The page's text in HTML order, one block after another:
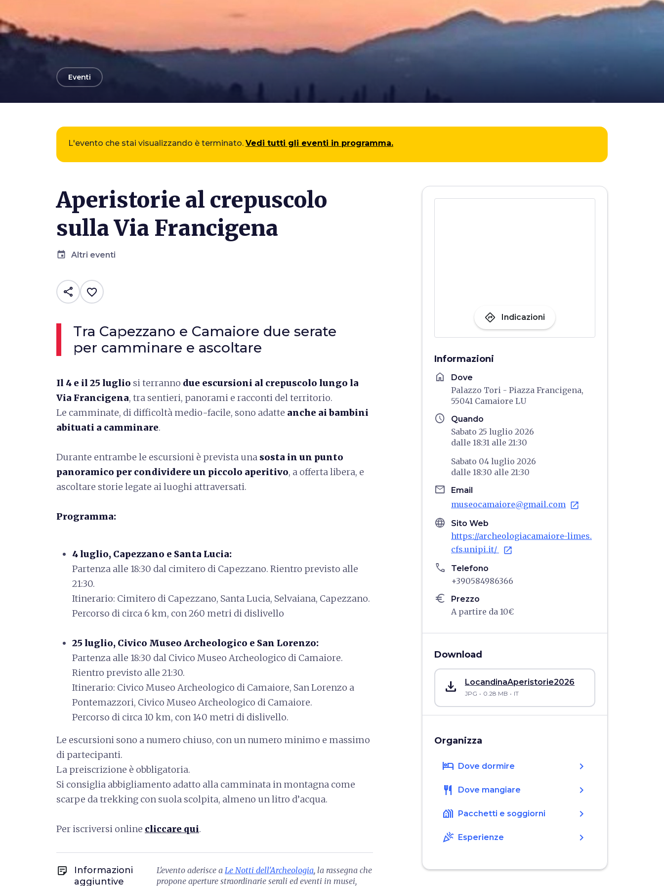
arrow_backEventi
L'evento che stai visualizzando è terminato. Vedi tutti gli eventi in programma.
Aperistorie al crepuscolo
sulla Via Francigena
event Altri eventi
share favorite_border
Tra Capezzano e Camaiore due serate
per camminare e ascoltare
Il 4 e il 25 luglio si terranno due escursioni al crepuscolo lungo la
Via Francigena, tra sentieri, panorami e racconti del territorio.
Le camminate, di difficoltà medio-facile, sono adatte anche ai bambini
abituati a camminare.
Durante entrambe le escursioni è prevista una sosta in un punto
panoramico per condividere un piccolo aperitivo, a offerta libera, e
ascoltare storie legate ai luoghi attraversati.
Programma:
4 luglio, Capezzano e Santa Lucia:
Partenza alle 18:30 dal cimitero di Capezzano. Rientro previsto alle
21:30.
Itinerario: Cimitero di Capezzano, Santa Lucia, Selvaiana, Capezzano.
Percorso di circa 6 km, con 260 metri di dislivello
25 luglio, Civico Museo Archeologico e San Lorenzo:
Partenza alle 18:30 dal Civico Museo Archeologico di Camaiore.
Rientro previsto alle 21:30.
Itinerario: Civico Museo Archeologico di Camaiore, San Lorenzo a
Pontemazzori, Civico Museo Archeologico di Camaiore.
Percorso di circa 10 km, con 140 metri di dislivello.
Le escursioni sono a numero chiuso, con un numero minimo e massimo
di partecipanti.
La preiscrizione è obbligatoria.
Si consiglia abbigliamento adatto alla camminata in montagna come
scarpe da trekking con suola scolpita, almeno un litro d’acqua.
Per iscriversi online cliccare qui.
sticky_note_2
Informazioni
aggiuntive
L'evento aderisce a Le Notti dell'Archeologia, la rassegna che
propone aperture straordinarie serali ed eventi in musei,
directions Indicazioni
Informazioni
home Dove
Palazzo Tori - Piazza Francigena,
55041 Camaiore LU
schedule Quando
Sabato 25 luglio 2026
dalle 18:31 alle 21:30
Sabato 04 luglio 2026
dalle 18:30 alle 21:30
email Email
museocamaiore@gmail.com open_in_new
language Sito Web
https://archeologiacamaiore-limes.
cfs.unipi.it/
open_in_new
phone Telefono
+390584986366
euro Prezzo
A partire da 10€
Download
save_alt LocandinaAperistorie2026
JPG 0.28 MB IT
Organizza
hotel Dove dormire chevron_right
restaurant Dove mangiare chevron_right
holiday_village Pacchetti e soggiorni chevron_right
celebration Esperienze chevron_right